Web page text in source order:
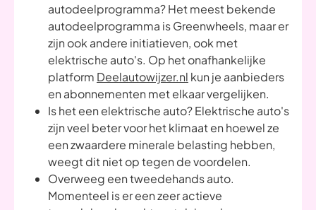
autodeelprogramma? Het meest bekende
autodeelprogramma is Greenwheels, maar er
zijn ook andere initiatieven, ook met
elektrische auto's. Op het onafhankelijke
platform Deelautowijzer.nl kun je aanbieders
en abonnementen met elkaar vergelijken.
Is het een elektrische auto? Elektrische auto's
zijn veel beter voor het klimaat en hoewel ze
een zwaardere minerale belasting hebben,
weegt dit niet op tegen de voordelen.
Overweeg een tweedehands auto.
Momenteel is er een zeer actieve